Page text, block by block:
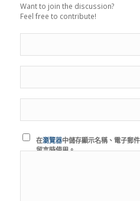
Want to join the discussion?
Feel free to contribute!
在瀏覽器中儲存顯示名稱、電子郵
留言時使用。